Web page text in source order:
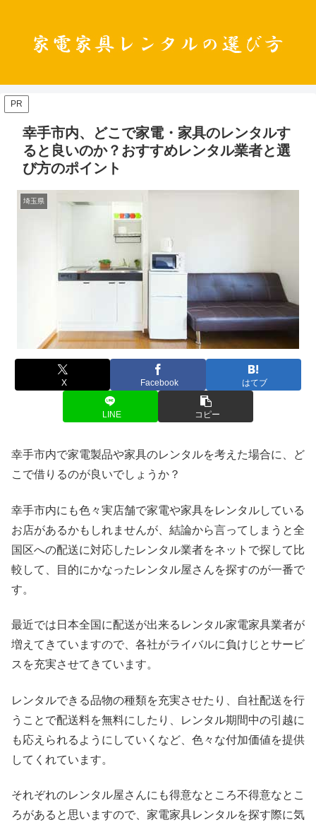
PR
幸手市内、どこで家電・家具のレンタルす
ると良いのか？おすすめレンタル業者と選
び方のポイント
埼玉県
X Facebook はてブ
LINE コピー
幸手市内で家電製品や家具のレンタルを考えた場合に、ど
こで借りるのが良いでしょうか？
幸手市内にも色々実店舗で家電や家具をレンタルしている
お店があるかもしれませんが、結論から言ってしまうと全
国区への配送に対応したレンタル業者をネットで探して比
較して、目的にかなったレンタル屋さんを探すのが一番で
す。
最近では日本全国に配送が出来るレンタル家電家具業者が
増えてきていますので、各社がライバルに負けじとサービ
スを充実させてきています。
レンタルできる品物の種類を充実させたり、自社配送を行
うことで配送料を無料にしたり、レンタル期間中の引越に
も応えられるようにしていくなど、色々な付加価値を提供
してくれています。
それぞれのレンタル屋さんにも得意なところ不得意なとこ
ろがあると思いますので、家電家具レンタルを探す際に気